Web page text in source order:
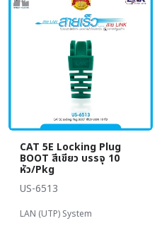
CAT 5E Locking Plug
BOOT สีเขียว บรรจุ 10
หัว/Pkg
US-6513
LAN (UTP) System